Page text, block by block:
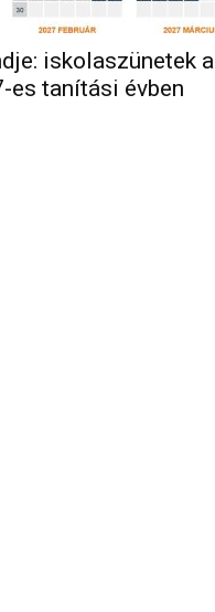
iskolaszünetek a
es tanítási évben